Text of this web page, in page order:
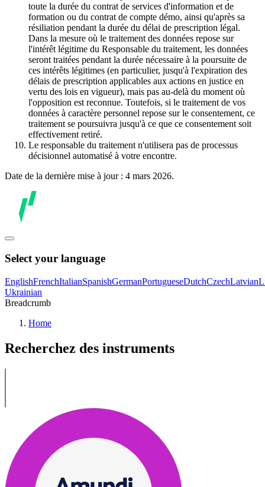
toute la durée du contrat de services d'information et de
formation ou du contrat de compte démo, ainsi qu'après sa
résiliation pendant la durée du délai de prescription légal.
Dans la mesure où le traitement des données repose sur
l'intérêt légitime du Responsable du traitement, les données
seront traitées pendant la durée nécessaire à la poursuite de
ces intérêts légitimes (en particulier, jusqu'à l'expiration des
délais de prescription applicables aux actions en justice en
vertu des lois en vigueur), mais pas au-delà du moment où
l'opposition est reconnue. Toutefois, si le traitement de vos
données à caractère personnel repose sur le consentement, ce
traitement se poursuivra jusqu'à ce que ce consentement soit
effectivement retiré.
Le responsable du traitement n'utilisera pas de processus
décisionnel automatisé à votre encontre.
Date de la dernière mise à jour : 4 mars 2026.
Select your language
EnglishFrenchItalianSpanishGermanPortugueseDutchCzechLatvian
Ukrainian
Breadcrumb
Home
Recherchez des instruments